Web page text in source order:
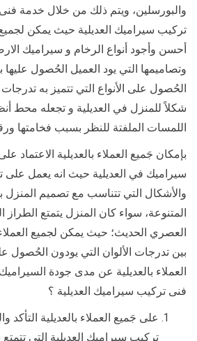
والبورسلين، ويتم ذلك من خلال خدمة
تركيب سيراميك العديلية حيث يمكن
أحسن وأجود أنواع الرخام و سيراميك
وتصاميمها التي يود العميل الحُصول عليها
الحُصول على الأنواع التي تتميز به
شكلاً للمنزل في العديلية و تجعله محط
اللمسات الملفتة للنظر بسبب فخامتها
بإمكان جَميع العملاء بالعديلية الاعتماد
سيراميك في العديلية حيث انه يعمل على
والأشكال التي تتناسب مع تصميم المنزل
المتنوعة، سواء كان المنزل يتمتع الطراز
العصري الحديث؛ حيث يمكن لجميع العملاء
بين تدرجات الألوان التي يودون الحُصول
العملاء بالعديلية عن مدى جودة
فنى تركيب سيراميك العديلية ؟
على جَميع العملاء بالعديلية
تركيب سيراميك العديلية التي تتمتع